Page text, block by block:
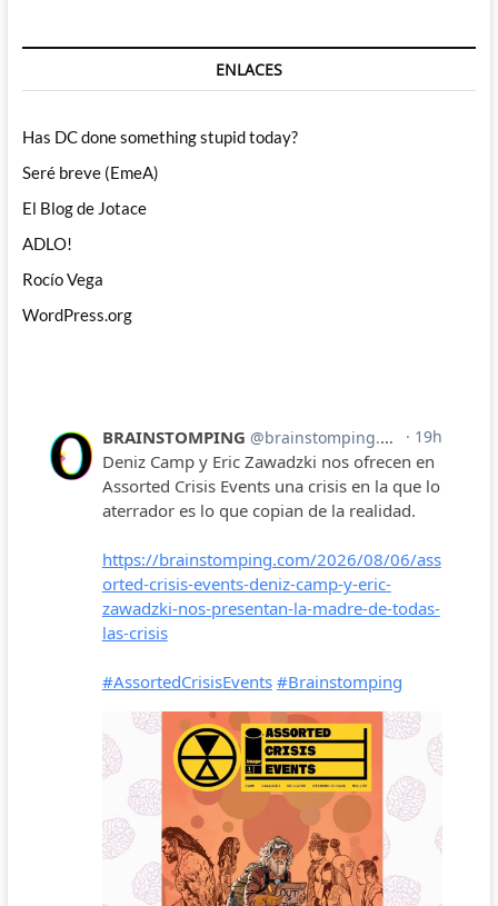
ENLACES
Has DC done something stupid today?
Seré breve (EmeA)
El Blog de Jotace
ADLO!
Rocío Vega
WordPress.org